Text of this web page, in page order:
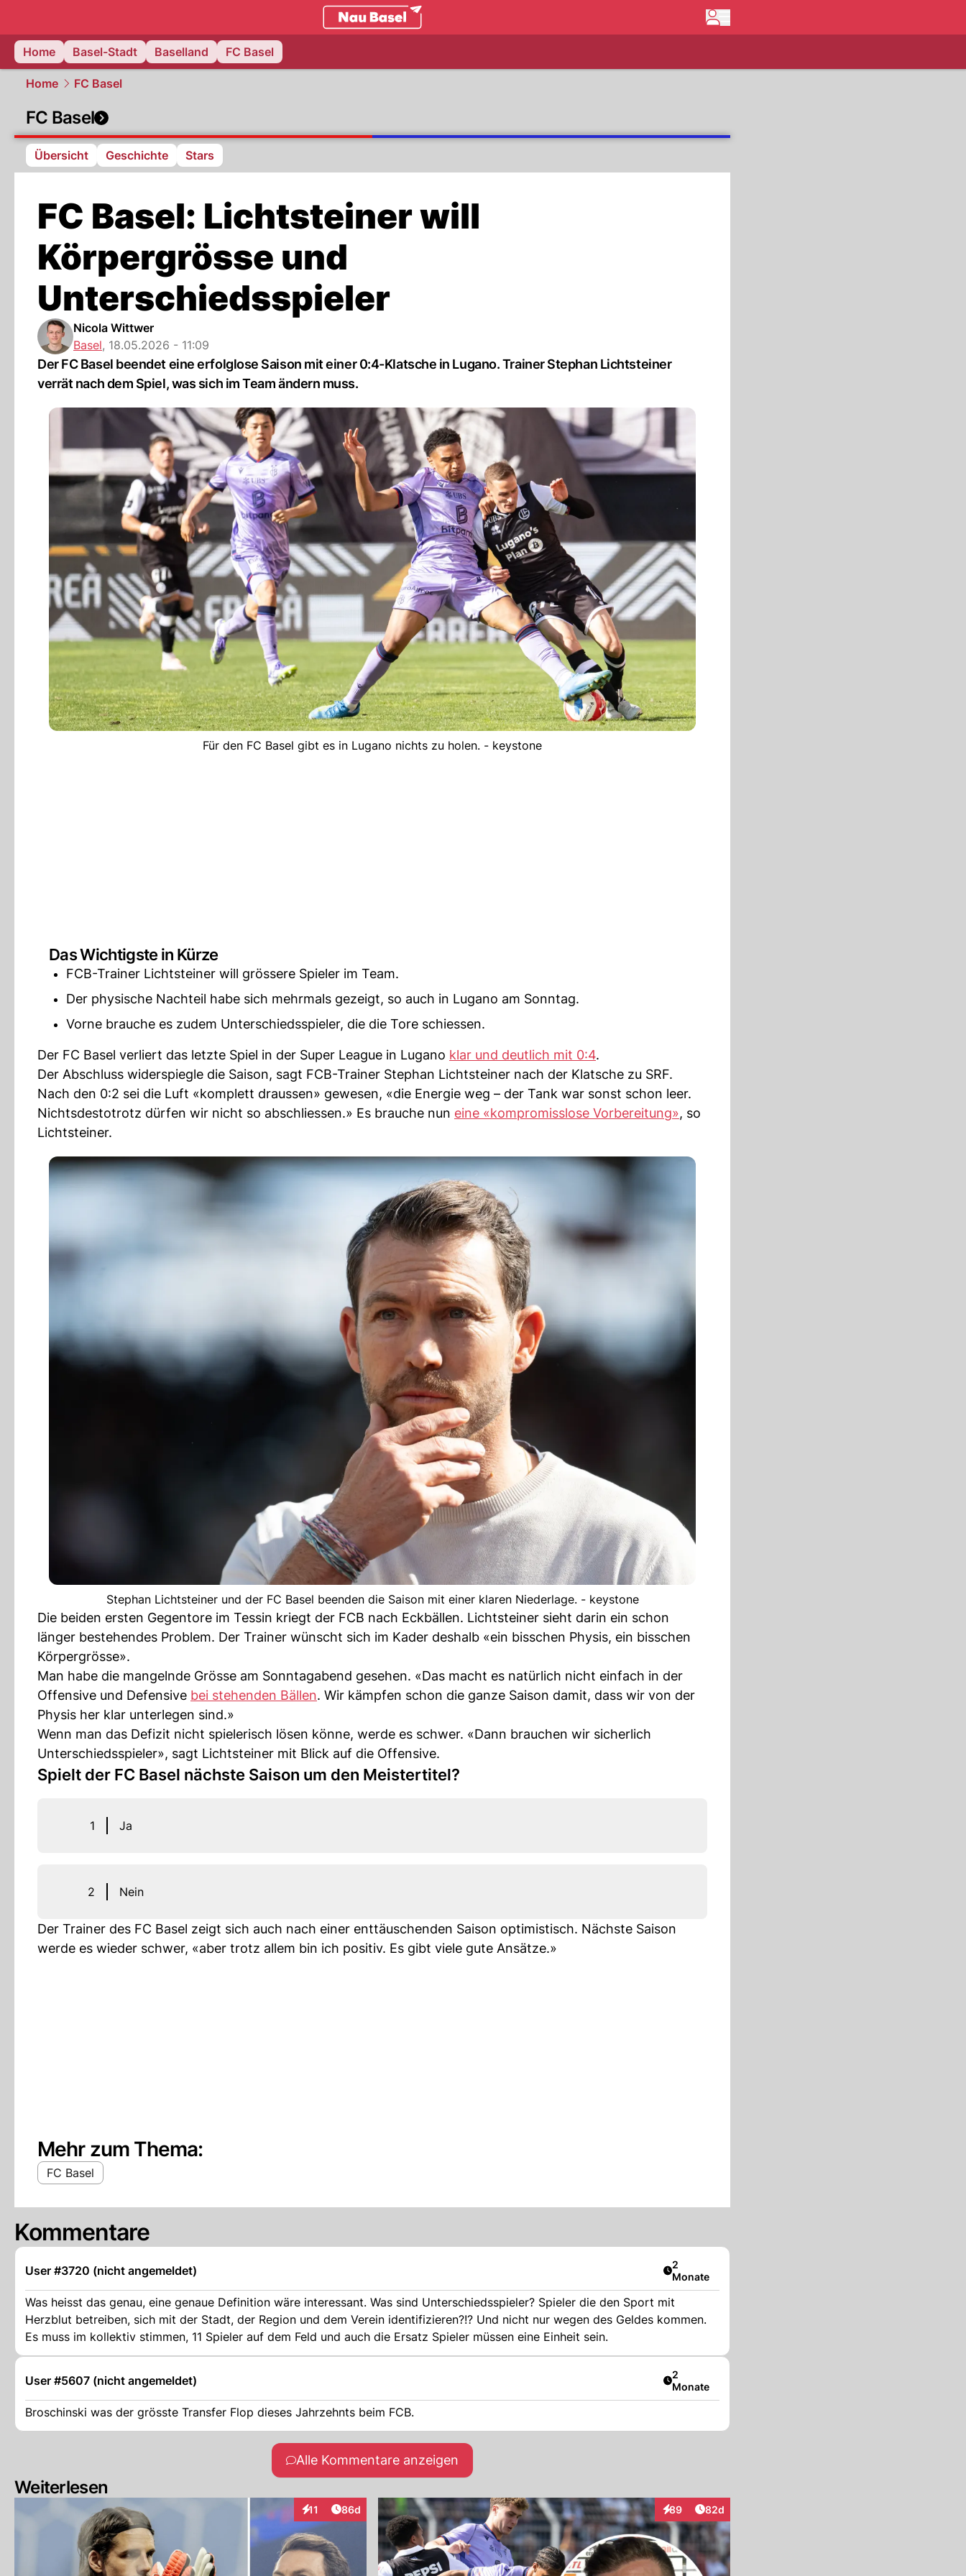
basel.
Home
Basel-Stadt Baselland FC Basel
Home FC Basel
FC Basel
Übersicht Geschichte Stars
FC Basel: Lichtsteiner will
Körpergrösse und
Unterschiedsspieler
Nicola Wittwer
Basel, 18.05.2026 - 11:09
Der FC Basel beendet eine erfolglose Saison mit einer 0:4-Klatsche in Lugano. Trainer Stephan Lichtsteiner
verrät nach dem Spiel, was sich im Team ändern muss.
Für den FC Basel gibt es in Lugano nichts zu holen. - keystone
Das Wichtigste in Kürze
FCB-Trainer Lichtsteiner will grössere Spieler im Team.
Der physische Nachteil habe sich mehrmals gezeigt, so auch in Lugano am Sonntag.
Vorne brauche es zudem Unterschiedsspieler, die die Tore schiessen.
Der FC Basel verliert das letzte Spiel in der Super League in Lugano klar und deutlich mit 0:4.
Der Abschluss widerspiegle die Saison, sagt FCB-Trainer Stephan Lichtsteiner nach der Klatsche zu SRF.
Nach den 0:2 sei die Luft «komplett draussen» gewesen, «die Energie weg – der Tank war sonst schon leer.
Nichtsdestotrotz dürfen wir nicht so abschliessen.» Es brauche nun eine «kompromisslose Vorbereitung», so
Lichtsteiner.
Stephan Lichtsteiner und der FC Basel beenden die Saison mit einer klaren Niederlage. - keystone
Die beiden ersten Gegentore im Tessin kriegt der FCB nach Eckbällen. Lichtsteiner sieht darin ein schon
länger bestehendes Problem. Der Trainer wünscht sich im Kader deshalb «ein bisschen Physis, ein bisschen
Körpergrösse».
Man habe die mangelnde Grösse am Sonntagabend gesehen. «Das macht es natürlich nicht einfach in der
Offensive und Defensive bei stehenden Bällen. Wir kämpfen schon die ganze Saison damit, dass wir von der
Physis her klar unterlegen sind.»
Wenn man das Defizit nicht spielerisch lösen könne, werde es schwer. «Dann brauchen wir sicherlich
Unterschiedsspieler», sagt Lichtsteiner mit Blick auf die Offensive.
Spielt der FC Basel nächste Saison um den Meistertitel?
1 Ja
2 Nein
Der Trainer des FC Basel zeigt sich auch nach einer enttäuschenden Saison optimistisch. Nächste Saison
werde es wieder schwer, «aber trotz allem bin ich positiv. Es gibt viele gute Ansätze.»
Mehr zum Thema:
FC Basel
Kommentare
User #3720 (nicht angemeldet) Artikel veröffentlicht:
2
Monate
Was heisst das genau, eine genaue Definition wäre interessant. Was sind Unterschiedsspieler? Spieler die den Sport mit
Herzblut betreiben, sich mit der Stadt, der Region und dem Verein identifizieren?!? Und nicht nur wegen des Geldes kommen.
Es muss im kollektiv stimmen, 11 Spieler auf dem Feld und auch die Ersatz Spieler müssen eine Einheit sein.
User #5607 (nicht angemeldet) Artikel veröffentlicht:
2
Monate
Broschinski was der grösste Transfer Flop dieses Jahrzehnts beim FCB.
Alle Kommentare anzeigen
Weiterlesen
11
InteraktionenArtikel veröffentlicht:
86d 89
InteraktionenArtikel veröffentlicht:
82d